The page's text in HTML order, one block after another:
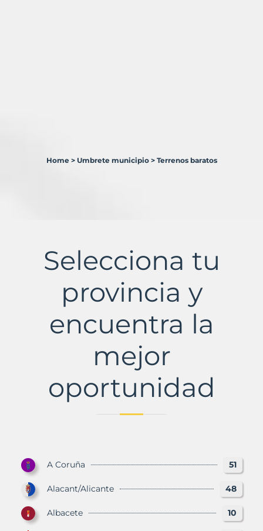
Murbalands
Home > Umbrete municipio > Terrenos baratos
Selecciona tu
provincia y
encuentra la
mejor
oportunidad
A Coruña 51
Alacant/Alicante 48
Albacete 10